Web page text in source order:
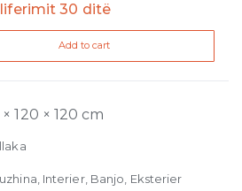
30 ditë
Add to cart
× 120 × 120 cm
Interier, Banjo, Eksterier